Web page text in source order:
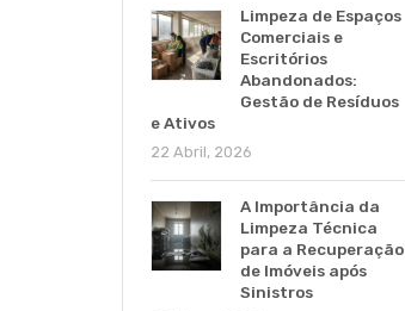
Limpeza de Espaços
Comerciais e
Escritórios
Abandonados:
Gestão de Resíduos
e Ativos
22 Abril, 2026
A Importância da
Limpeza Técnica
para a Recuperação
de Imóveis após
Sinistros